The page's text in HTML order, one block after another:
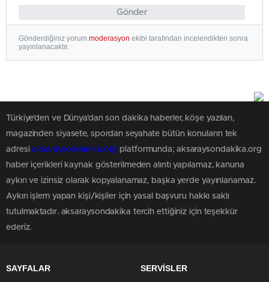
Gönder
Gönderdiğiniz yorum moderasyon ekibi tarafından incelendikten sonra
yayınlanacaktır.
Türkiye'den ve Dünya’dan son dakika haberler, köşe yazıları,
magazinden siyasete, spordan seyahate bütün konuların tek
adresiaksaraysondakika.org platformunda; aksaraysondakika.org
haber içerikleri kaynak gösterilmeden alıntı yapılamaz, kanuna
aykırı ve izinsiz olarak kopyalanamaz, başka yerde yayınlanamaz.
Aykırı işlem yapan kişi/kişiler için yasal başvuru hakkı saklı
tutulmaktadır. aksaraysondakika tercih ettiğiniz için teşekkür
ederiz.
SAYFALAR
SERVİSLER